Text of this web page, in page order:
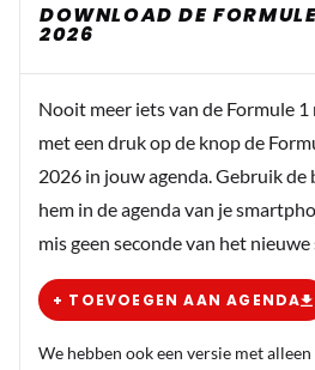
DOWNLOAD DE
2026
Nooit meer iets van de Formule
met een druk op de knop de
2026 in jouw agenda. Gebruik
hem in de agenda van je
mis geen seconde van het nieuwe
+ TOEVOEGEN AAN AGENDA
We hebben ook een versie met